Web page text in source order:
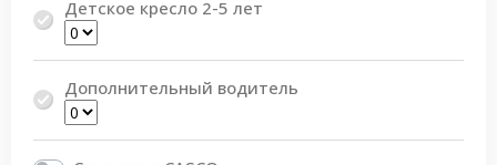
Детское кресло 2-5 лет
Дополнительный водитель